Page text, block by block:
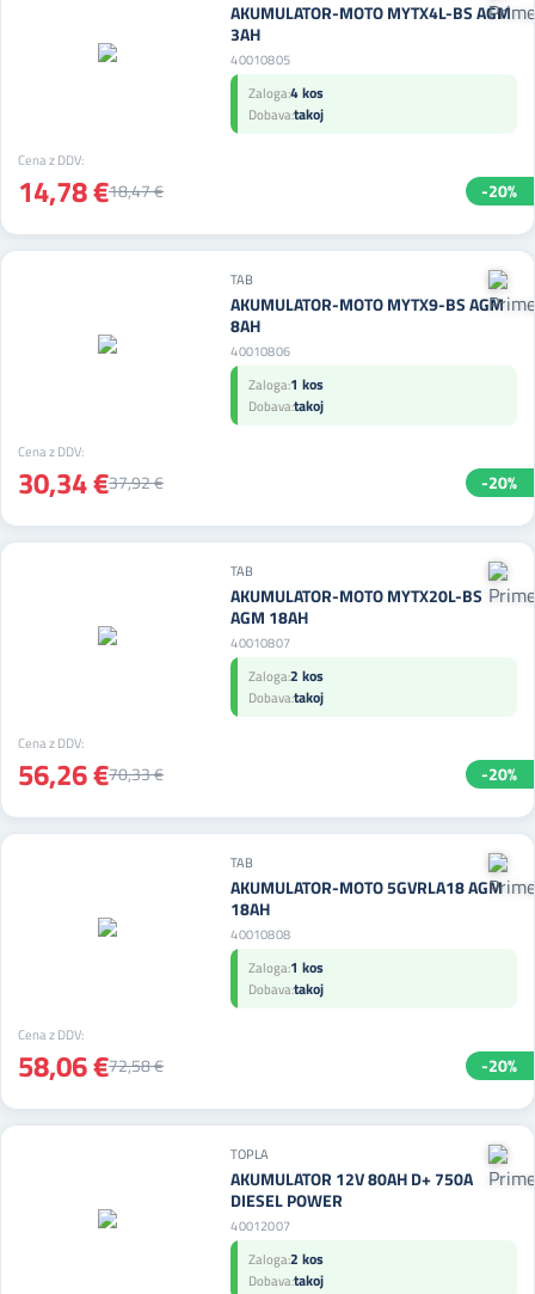
AKUMULATOR-MOTO MYTX4L-BS AGM
3AH
40010805
Zaloga:4 kos
Dobava:takoj
Cena z DDV:
14,78 €18,47 € -20%
TAB
AKUMULATOR-MOTO MYTX9-BS AGM
8AH
40010806
Zaloga:1 kos
Dobava:takoj
Cena z DDV:
30,34 €37,92 € -20%
TAB
AKUMULATOR-MOTO MYTX20L-BS
AGM 18AH
40010807
Zaloga:2 kos
Dobava:takoj
Cena z DDV:
56,26 €70,33 € -20%
TAB
AKUMULATOR-MOTO 5GVRLA18 AGM
18AH
40010808
Zaloga:1 kos
Dobava:takoj
Cena z DDV:
58,06 €72,58 € -20%
TOPLA
AKUMULATOR 12V 80AH D+ 750A
DIESEL POWER
40012007
Zaloga:2 kos
Dobava:takoj